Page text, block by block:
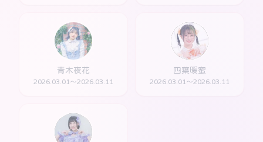
青木夜花
2026.03.01～2026.03.11
四葉暖蜜
2026.03.01～2026.03.11